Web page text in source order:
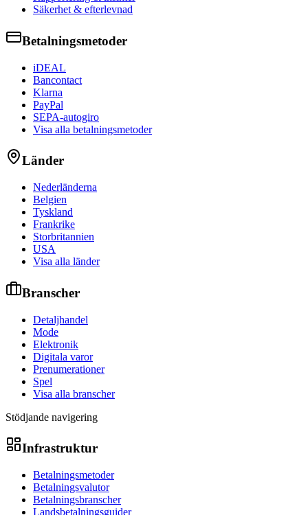
Säkerhet & efterlevnad
Betalningsmetoder
iDEAL
Bancontact
Klarna
PayPal
SEPA-autogiro
Visa alla betalningsmetoder
Länder
Nederländerna
Belgien
Tyskland
Frankrike
Storbritannien
USA
Visa alla länder
Branscher
Detaljhandel
Mode
Elektronik
Digitala varor
Prenumerationer
Spel
Visa alla branscher
Stödjande navigering
Infrastruktur
Betalningsmetoder
Betalningsvalutor
Betalningsbranscher
Landsbetalningsguider